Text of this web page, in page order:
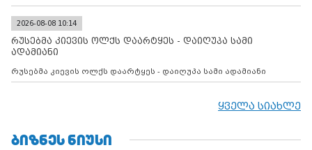
2026-08-08 10:14
რუსებმა კიევის ოლქს დაარტყეს - დაიღუპა სამი
ადამიანი
რუსებმა კიევის ოლქს დაარტყეს - დაიღუპა სამი ადამიანი
ყველა სიახლე
ᲑᲘᲖᲜᲔᲡ ᲜᲘᲣᲡᲘ